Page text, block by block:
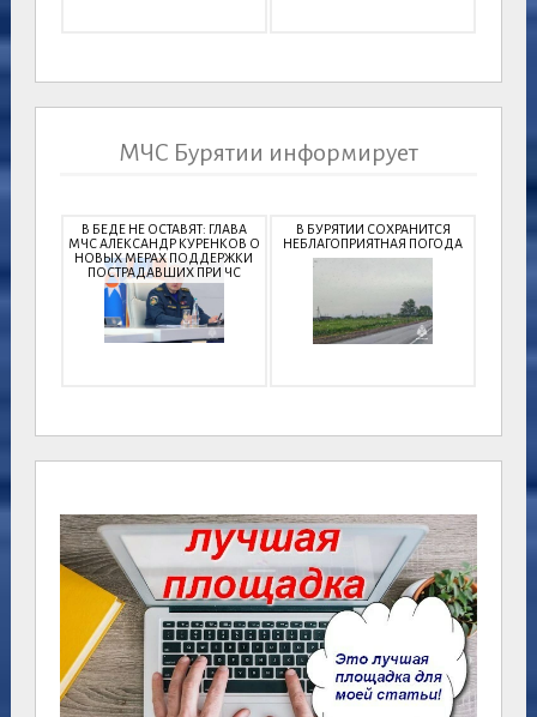
МЧС Бурятии информирует
В БЕДЕ НЕ ОСТАВЯТ: ГЛАВА
МЧС АЛЕКСАНДР КУРЕНКОВ О
НОВЫХ МЕРАХ ПОДДЕРЖКИ
ПОСТРАДАВШИХ ПРИ ЧС
В БУРЯТИИ СОХРАНИТСЯ
НЕБЛАГОПРИЯТНАЯ ПОГОДА